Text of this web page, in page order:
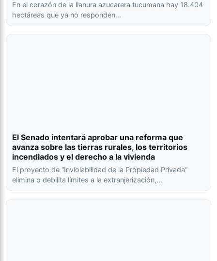
En el corazón de la llanura azucarera tucumana hay 18.404
hectáreas que ya no responden…
El Senado intentará aprobar una reforma que
avanza sobre las tierras rurales, los territorios
incendiados y el derecho a la vivienda
El proyecto de “Inviolabilidad de la Propiedad Privada”
elimina o debilita límites a la extranjerización,…